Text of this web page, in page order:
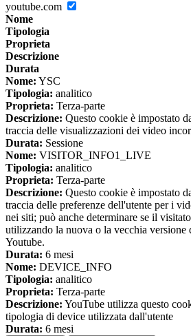
youtube.com
Nome
Tipologia
Proprieta
Descrizione
Durata
Nome: YSC
Tipologia: analitico
Proprieta: Terza-parte
Descrizione: Questo cookie è impostato
traccia delle visualizzazioni dei video
Durata: Sessione
Nome: VISITOR_INFO1_LIVE
Tipologia: analitico
Proprieta: Terza-parte
Descrizione: Questo cookie è impostato
traccia delle preferenze dell'utente per i
nei siti; può anche determinare se il
utilizzando la nuova o la vecchia versione
Youtube.
Durata: 6 mesi
Nome: DEVICE_INFO
Tipologia: analitico
Proprieta: Terza-parte
Descrizione: YouTube utilizza questo
tipologia di device utilizzata dall'utente
Durata: 6 mesi